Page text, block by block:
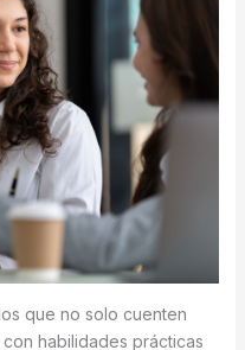
que no solo cuenten
habilidades prácticas